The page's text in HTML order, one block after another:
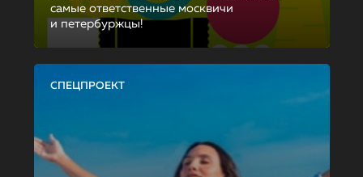
самые ответственные москвичи
и петербуржцы!
СПЕЦПРОЕКТ